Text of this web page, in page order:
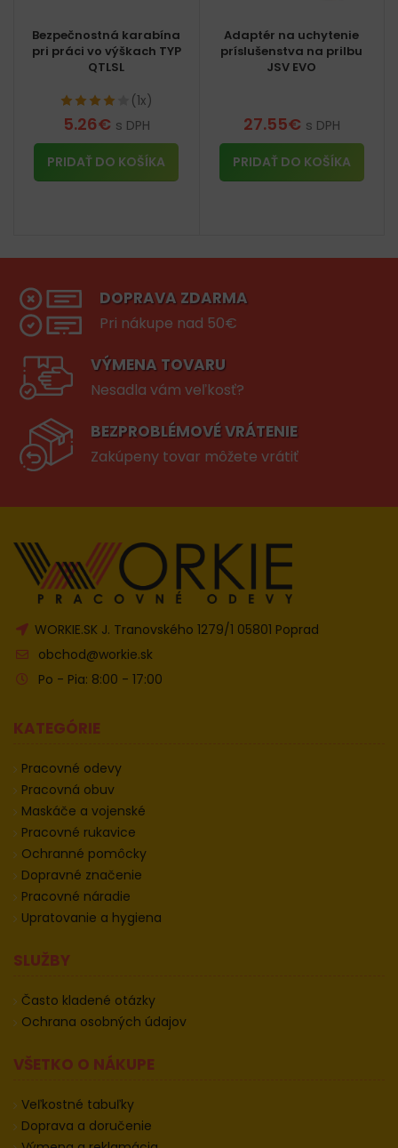
Bezpečnostná karabína
pri práci vo výškach TYP
QTLSL
(1x)
5.26€ s DPH
PRIDAŤ DO KOŠÍKA
Adaptér na uchytenie
príslušenstva na prilbu
JSV EVO
27.55€ s DPH
PRIDAŤ DO KOŠÍKA
DOPRAVA ZDARMA
Pri nákupe nad 50€
VÝMENA TOVARU
Nesadla vám veľkosť?
BEZPROBLÉMOVÉ VRÁTENIE
Zakúpeny tovar môžete vrátiť
WORKIE.SK J. Tranovského 1279/1 05801 Poprad
obchod@workie.sk
Po - Pia: 8:00 - 17:00
KATEGÓRIE
Pracovné odevy
Pracovná obuv
Maskáče a vojenské
Pracovné rukavice
Ochranné pomôcky
Dopravné značenie
Pracovné náradie
Upratovanie a hygiena
SLUŽBY
Často kladené otázky
Ochrana osobných údajov
VŠETKO O NÁKUPE
Veľkostné tabuľky
Doprava a doručenie